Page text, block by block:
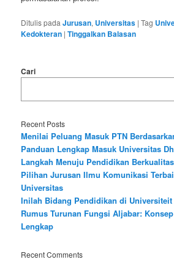
Ditulis pada Jurusan, Universitas |Tag
Kedokteran |Tinggalkan Balasan
Cari
Recent Posts
Menilai Peluang Masuk PTN
Panduan Lengkap Masuk Universitas
Langkah Menuju Pendidikan Berkualitas
Pilihan Jurusan Ilmu Komunikasi
Universitas
Inilah Bidang Pendidikan di Universiteit
Rumus Turunan Fungsi Aljabar:
Lengkap
Recent Comments